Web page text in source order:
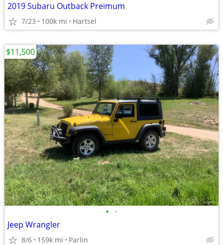
2019 Subaru Outback Preimum
7/23 100k mi Hartsel
• •
Jeep Wrangler
8/6 159k mi Parlin
$11,500